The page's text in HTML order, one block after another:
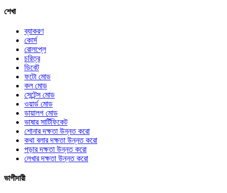
শেখা
ব্যাকরণ
কোর্স
রোলপ্লে
চরিত্র
ডিবেট
ফটো মোড
কল মোড
সেন্টেন্স মোড
ওয়ার্ড মোড
ডায়ালগ মোড
ভাষার সার্টিফিকেট
শোনার দক্ষতা উন্নত করো
কথা বলার দক্ষতা উন্নত করো
পড়ার দক্ষতা উন্নত করো
লেখার দক্ষতা উন্নত করো
ভাগীদারী